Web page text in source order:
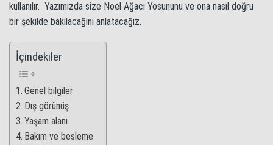
kullanılır. Yazımızda size Noel Ağacı Yosununu ve ona nasıl doğru
bir şekilde bakılacağını anlatacağız.
İçindekiler
Genel bilgiler
Dış görünüş
Yaşam alanı
Bakım ve besleme